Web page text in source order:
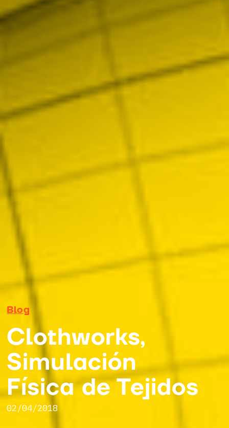
Blog
Clothworks,
Simulación
Física de Tejidos
02/04/2018